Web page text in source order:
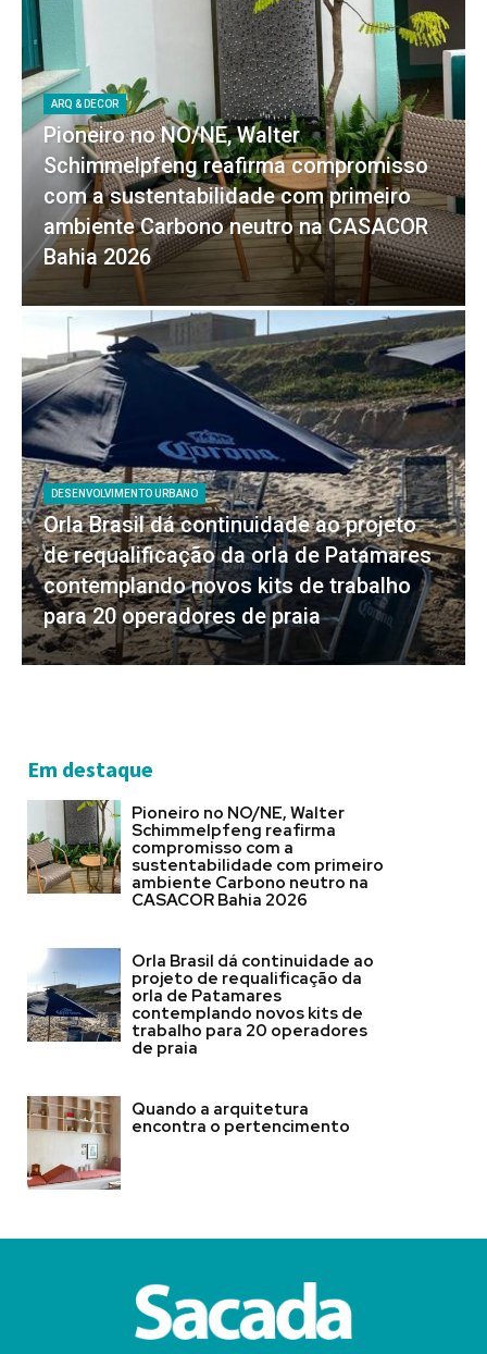
ARQ & DECOR
Pioneiro no NO/NE, Walter
Schimmelpfeng reafirma compromisso
com a sustentabilidade com primeiro
ambiente Carbono neutro na CASACOR
Bahia 2026
DESENVOLVIMENTO URBANO
Orla Brasil dá continuidade ao projeto
de requalificação da orla de Patamares
contemplando novos kits de trabalho
para 20 operadores de praia
Em destaque
Pioneiro no NO/NE, Walter
Schimmelpfeng reafirma
compromisso com a
sustentabilidade com primeiro
ambiente Carbono neutro na
CASACOR Bahia 2026
Orla Brasil dá continuidade ao
projeto de requalificação da
orla de Patamares
contemplando novos kits de
trabalho para 20 operadores
de praia
Quando a arquitetura
encontra o pertencimento